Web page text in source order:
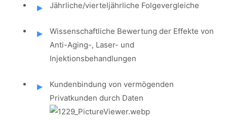
Jährliche/vierteljährliche Folgevergleiche
Wissenschaftliche Bewertung der Effekte von
Anti-Aging-, Laser- und
Injektionsbehandlungen
Kundenbindung von vermögenden
Privatkunden durch Daten